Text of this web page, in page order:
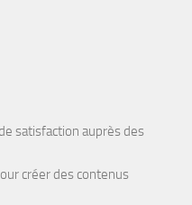
satisfaction auprès des
créer des contenus